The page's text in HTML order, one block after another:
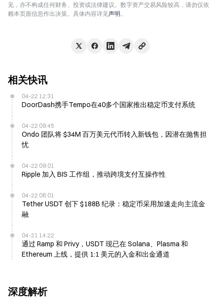
见，亦不构成任何财务、投资或法律建议。数字资产交易风险较高，请勿仅依
赖本页面信息作出决策。具体内容详见声明。
相关快讯
04-22 12:31
DoorDash携手Tempo在40多个国家推出稳定币支付系统
04-22 09:45
Ondo 团队将 $34M 百万美元代币转入新钱包，因潜在抛售担
忧
04-22 09:01
Ripple 加入 BIS 工作组，推动跨境支付互操作性
04-22 06:01
Tether USDT 创下 $188B 纪录：稳定币采用加速走向主流金
融
04-21 14:22
通过 Ramp 和 Privy，USDT 现已在 Solana、Plasma 和
Ethereum 上线，提供 1:1 美元的入金和出金通道
深度解析